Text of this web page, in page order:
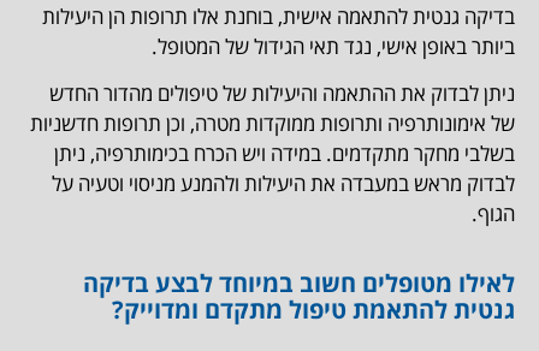
בדיקה גנטית להתאמה אישית, בוחנת אלו תרופות הן היעילות
ביותר באופן אישי, נגד תאי הגידול של המטופל.
ניתן לבדוק את ההתאמה והיעילות של טיפולים מהדור החדש
של אימונותרפיה ותרופות ממוקדות מטרה, וכן תרופות חדשניות
בשלבי מחקר מתקדמים. במידה ויש הכרח בכימותרפיה, ניתן
לבדוק מראש במעבדה את היעילות ולהמנע מניסוי וטעיה על
הגוף.
לאילו מטופלים חשוב במיוחד לבצע בדיקה
גנטית להתאמת טיפול מתקדם ומדוייק?